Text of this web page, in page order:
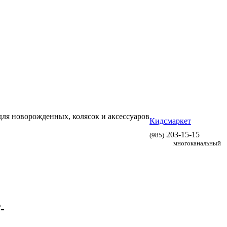
новорожденных, колясок и аксессуаров
Кидсмаркет
(985) 203-15-15
многоканальный